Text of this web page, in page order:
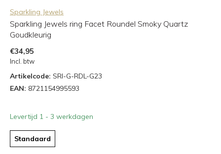
Sparkling Jewels
Sparkling Jewels ring Facet Roundel Smoky Quartz
Goudkleurig
€34,95
Incl. btw
Artikelcode: SRI-G-RDL-G23
EAN: 8721154995593
Levertijd 1 - 3 werkdagen
Standaard